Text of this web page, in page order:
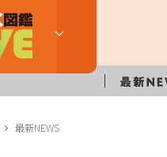
最新NEWS